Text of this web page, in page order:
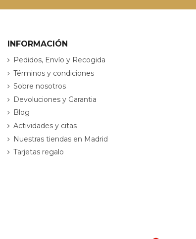
INFORMACIÓN
Pedidos, Envío y Recogida
Términos y condiciones
Sobre nosotros
Devoluciones y Garantia
Blog
Actividades y citas
Nuestras tiendas en Madrid
Tarjetas regalo